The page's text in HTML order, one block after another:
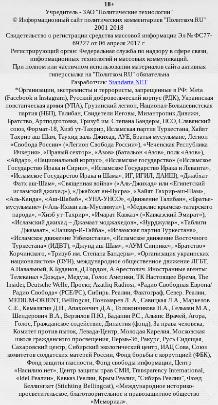
18+
Учредитель - ЗАО "Политические технологии"
© Информационный сайт политических комментариев "Политком.RU"
2001-2018
Свидетельство о регистрации средства массовой информации Эл № ФС77-
69227 от 06 апреля 2017 г.
Регистрирующий орган: Федеральная служба по надзору в сфере связи,
информационных технологий и массовых коммуникаций.
При полном или частичном использовании материалов сайта активная
гиперссылка на "Политком.RU" обязательна
Разработчик: Standarta.NET
*Организации, экстремисты и террористы, запрещенные в РФ: Meta
(Facebook и Instagram), Русский добровольческий корпус (РДК), Украинская
повстанческая армия (УПА), Грузинский легион, Национал-Большевистская
партия (НБП), Талибан, Свидетели Иеговы, Мизантропик Дивижн,
Братство, Артподготовка, Тризуб им. Степана Бандеры, НСО, Славянский
союз, Формат-18, Хизб ут-Тахрир, Исламская партия Туркестана, Хайят
Тахрир аш-Шам, Таухид валь-Джихад, АУЕ, Братья мусульмане, Легион
«Свобода России» («Легион Свобода России»), «Чеченская Республика
Ичкерия», «Правый сектор», «Азов» (батальон «Азов», полк «Азов»),
«Айдар», «Национальный корпус», «Исламское государство» («Исламское
Государство Ирака и Сирии», «Исламское Государство Ирака и Леванта»,
«Исламское Государство Ирака и Шама», ИГ, ИГИЛ, ДАИШ), «Джабхат
Фатх аш-Шам», «Священная война» («Аль-Джихад» или «Египетский
исламский джихад»), «Джабхат ан-Нусра», «Хайят Тахрир-аш-Шам»,
«Аль-Каида», «Аш-Шабаб», «УНА-УНСО», «Движение Талибан», «Братья-
мусульмане» («Аль-Ихван аль-Муслимун»), «Меджлис крымско-татарского
народа», «Хизб ут-Тахрир», «Имарат Кавказ» («Кавказский Эмират»),
«Исламский джихад – Джамаат моджахедов», «Нурджулар», «Таблиги
Джамаат», «Лашкар-И-Тайба», «Исламская партия Туркестана»,
«Исламское движение Узбекистана», «Исламское движение Восточного
Туркестана» (ИДВТ), «Джунд аш-Шам», «АУМ Синрике», «Братство»
Корчинского, «Тризуб им. Степана Бандеры», «Организация украинских
националистов» (ОУН), международное общественное движение ЛГБТ,
А.Навальный, К.Буданов, Д.Гордон, А.Арестович. Иностранные агенты:
Телеканал «Дождь», Медуза, Голос Америки, ТК Настоящее Время, The
Insider, Deutsche Welle, Проект, Azatliq Radiosi, «Радио Свободная Европа/
Радио Свобода» (PCE/PC), Сибирь. Реалии, Фактограф, Север. Реалии,
MEDIUM-ORIENT, Bellingcat, Пономарев Л. А., Савицкая Л.А., Маркелов
С.Е., Камалягин Д.Н., Апахончич Д.А., Толоконникова Н.А., Гельман М.А.,
Шендерович В.А., Верзилов П.Ю., Баданин Р.С., Альянс Врачей, Агора,
Голос, Гражданское содействие, Династия (фонд), За права человека,
Комитет против пыток, Левада-Центр, Молодая Карелия, Московская
школа гражданского просвещения, Пермь-36, Ракурс, Русь Сидящая,
Сахаровский центр, Сибирский экологический центр, ИАЦ Сова, Союз
комитетов солдатских матерей России, Фонд борьбы с коррупцией (ФБК),
Фонд защиты гласности, Фонд свободы информации, Центр
«Насилию.нет», Центр защиты прав СМИ, Transparency International,
«Idel.Реалии», Кавказ.Реалии, Крым.Реалии, "Сибирь.Реалии", Фонд
Беллингкет (Stichting Bellingcat), «Международное историко-
просветительское, благотворительное и правозащитное общество
«Мемориал».